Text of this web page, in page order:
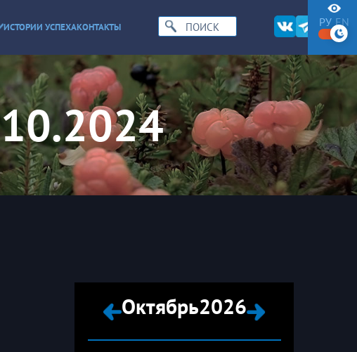
ИСТОРИИ УСПЕХАКОНТАКТЫ РУ EN
Октябрь2026